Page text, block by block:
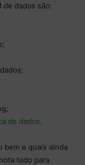
dados são:
de dados.
bem e quais ainda
tudo para